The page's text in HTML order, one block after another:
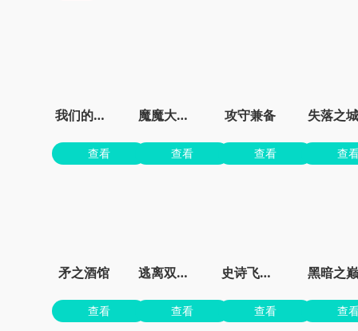
我们的世界
查看
魔魔大冒险官方正版
查看
攻守兼备
查看
失落之城
查
矛之酒馆
查看
逃离双塔湾
查看
史诗飞机进化
查看
黑暗之巅
查